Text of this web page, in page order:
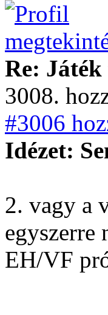
Re: Játék
3008.
#3006
Idézet:
2. vagy a
egyszerre
EH/VF